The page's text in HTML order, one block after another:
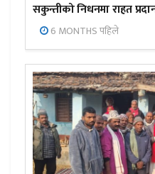
सकुन्तीको निधनमा राहत
6 MONTHS पहिले